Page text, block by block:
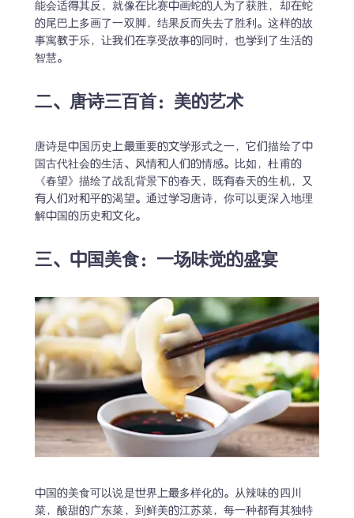
能会适得其反，就像在比赛中画蛇的人为了获胜，却在蛇
的尾巴上多画了一双脚，结果反而失去了胜利。这样的故
事寓教于乐，让我们在享受故事的同时，也学到了生活的
智慧。
二、唐诗三百首：美的艺术
唐诗是中国历史上最重要的文学形式之一，它们描绘了中
国古代社会的生活、风情和人们的情感。比如，杜甫的
《春望》描绘了战乱背景下的春天，既有春天的生机，又
有人们对和平的渴望。通过学习唐诗，你可以更深入地理
解中国的历史和文化。
三、中国美食：一场味觉的盛宴
中国的美食可以说是世界上最多样化的。从辣味的四川
菜，酸甜的广东菜，到鲜美的江苏菜，每一种都有其独特